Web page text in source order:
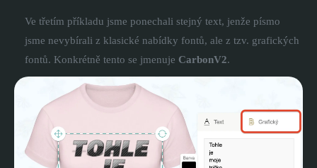
Ve třetím příkladu jsme ponechali stejný text, jenže písmo
jsme nevybírali z klasické nabídky fontů, ale z tzv. grafických
fontů. Konkrétně tento se jmenuje CarbonV2.